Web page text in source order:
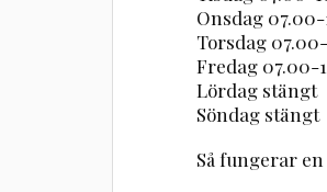
Onsdag
Torsdag
Fredag 07.00-
Lördag stängt
Söndag stängt
Så fungerar